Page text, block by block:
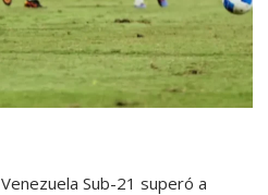
Sub-21 superó a